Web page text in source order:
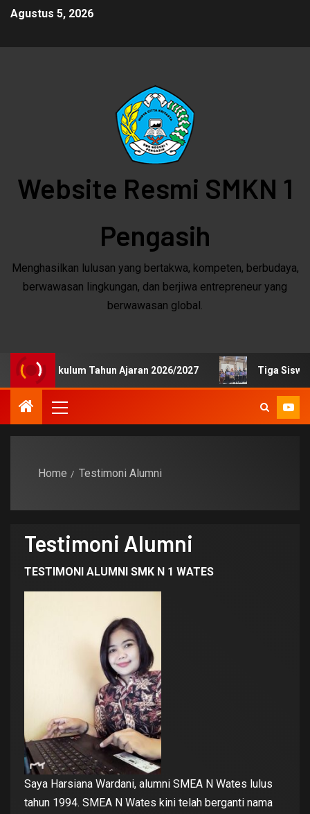
Agustus 5, 2026
Website Resmi SMKN 1
Pengasih
Menghasilkan lulusan yang bertakwa, kompeten, berbudaya,
berwawasan lingkungan, dan berjiwa entrepreneur yang
berwawasan global.
Tahun Ajaran 2026/2027 Tiga Siswa SMKN
Home Testimoni Alumni
Testimoni Alumni
TESTIMONI ALUMNI SMK N 1 WATES
Saya Harsiana Wardani, alumni SMEA N Wates lulus
tahun 1994. SMEA N Wates kini telah berganti nama